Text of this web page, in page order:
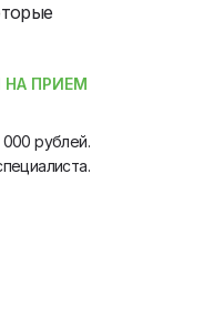
НА ПРИЕМ
000 рублей.